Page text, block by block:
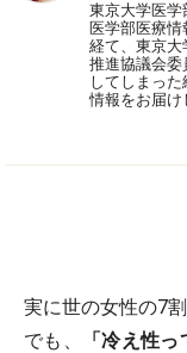
東京大学医学
医学部医療
経て、東京大
推進協議会委
してしまっ
情報をお届け
実に世の女性の7
でも、
「冷え性